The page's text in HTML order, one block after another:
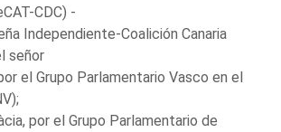
CDC) -
Independiente-Coalición Canaria
señor
el Grupo Parlamentario Vasco en el
por el Grupo Parlamentario de